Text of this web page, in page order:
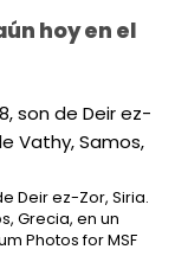
hoy en el
Deir ez-Zor, Siria.
Grecia, en un
Photos for MSF